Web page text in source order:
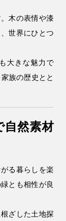
木の表情や漆
世界にひとつ
大きな魅力で
族の歴史とと
自然素材
る暮らしを楽
とも相性が良
ざした土地探